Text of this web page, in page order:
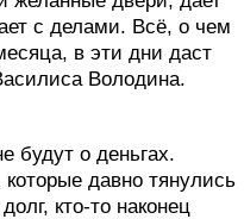
с делами. Всё, о чем
в эти дни даст
Володина.
будут о деньгах.
давно тянулись
кто-то наконец